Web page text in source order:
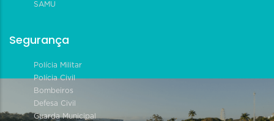
SAMU
Segurança
Polícia Militar
Polícia Civil
Bombeiros
Defesa Civil
Guarda Municipal